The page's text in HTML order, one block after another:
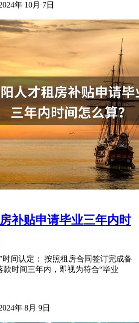
年 10月 7日
补贴申请毕业三年内时
时间认定： 按照租房合同签订完成备
款时间三年内，即视为符合“毕业
年 8月 9日